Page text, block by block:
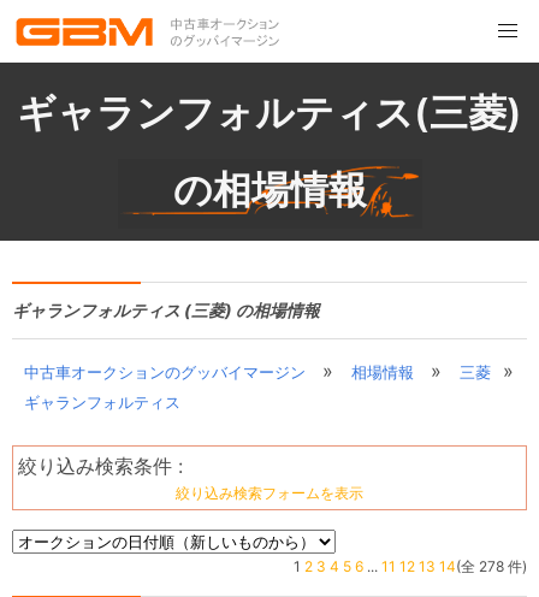
ギャランフォルティス(三菱)
の相場情報
ギャランフォルティス (三菱) の相場情報
中古車オークションのグッバイマージン » 相場情報 » 三菱 »
ギャランフォルティス
絞り込み検索条件 :
絞り込み検索フォームを表示
1 2 3 4 5 6 ... 11 12 13 14(全 278 件)